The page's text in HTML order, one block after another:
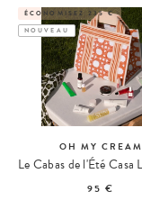
ÉCONOMISEZ 235 €
NOUVEAU
OH MY CREAM
95 €